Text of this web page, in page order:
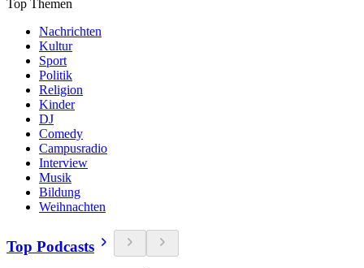
Top Themen
Nachrichten
Kultur
Sport
Politik
Religion
Kinder
DJ
Comedy
Campusradio
Interview
Musik
Bildung
Weihnachten
Top Podcasts